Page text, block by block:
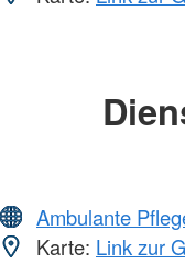
Ambulante
Karte: Link zur